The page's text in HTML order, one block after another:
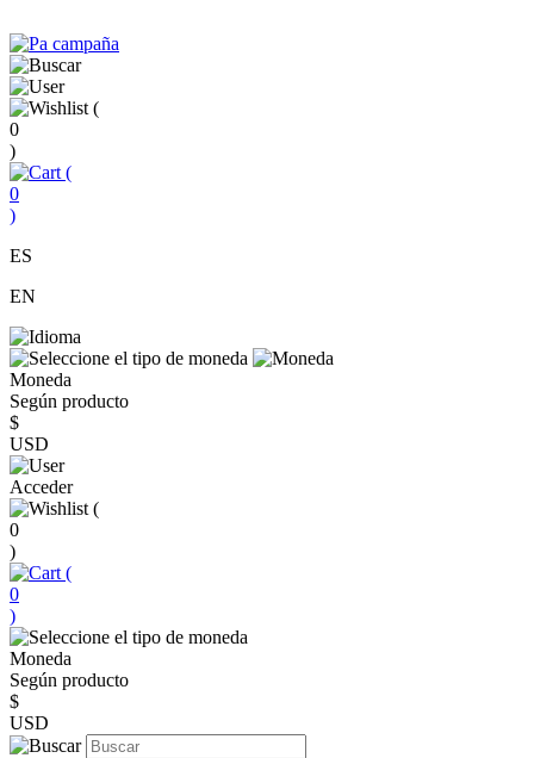
(
0
)
(
0
)
ES
EN
Moneda
Según producto
$
USD
Acceder
(
0
)
(
0
)
Moneda
Según producto
$
USD